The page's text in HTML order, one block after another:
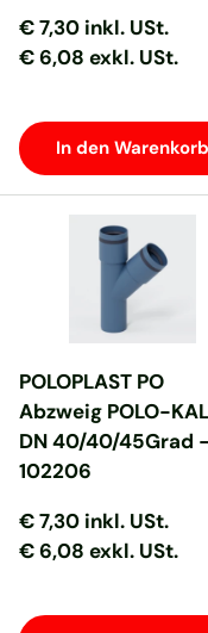
Normaler Preis
Normaler Preis
€ 7,30 inkl. USt.
€ 6,08 exkl. USt.
In den Warenkorb
POLOPLAST PO
Abzweig POLO-
DN 40/40/45Grad
102206
Normaler Preis
Normaler Preis
€ 7,30 inkl. USt.
€ 6,08 exkl. USt.